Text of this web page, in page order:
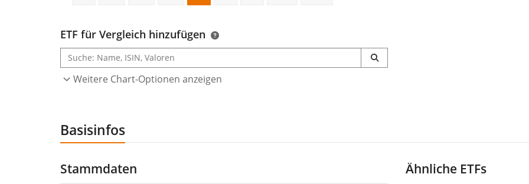
ETF für Vergleich hinzufügen
Weitere Chart-Optionen anzeigen
Basisinfos
Stammdaten Ähnliche ETFs